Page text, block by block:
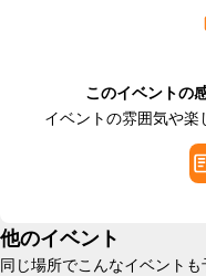
このイベントの
イベントの雰囲気や楽
他のイベント
同じ場所でこんなイベント